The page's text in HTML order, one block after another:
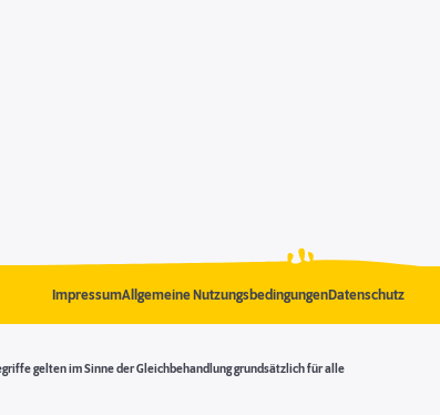
ImpressumAllgemeine NutzungsbedingungenDatenschutz
gelten im Sinne der Gleichbehandlung grundsätzlich für alle